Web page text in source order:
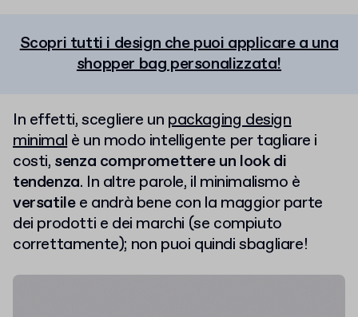
Scopri tutti i design che puoi applicare a una
shopper bag personalizzata!
In effetti, scegliere un packaging design
minimalè un modo intelligente per tagliare i
costi, senza compromettere un look di
tendenza. In altre parole, il minimalismo è
versatilee andrà bene con la maggior parte
dei prodotti e dei marchi (se compiuto
correttamente); non puoi quindi sbagliare!